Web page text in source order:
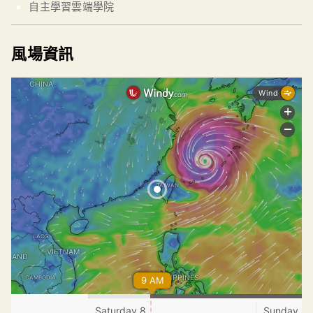
自主學習雲端學院
風場資訊